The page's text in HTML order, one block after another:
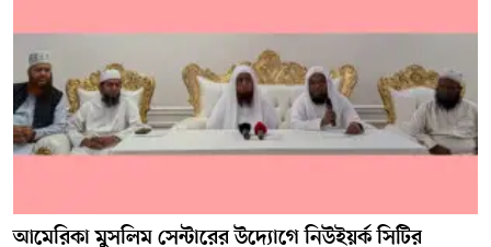
আমেরিকা মুসলিম সেন্টারের উদ্যোগে নিউইয়র্ক সিটির